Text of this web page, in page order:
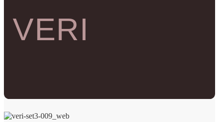
VERI